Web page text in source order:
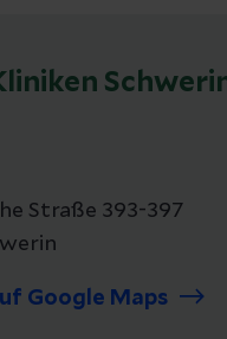
Straße 393-397
Google Maps